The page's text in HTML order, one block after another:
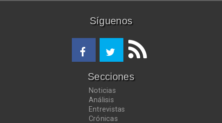
Síguenos
Secciones
Noticias
Análisis
Entrevistas
Crónicas